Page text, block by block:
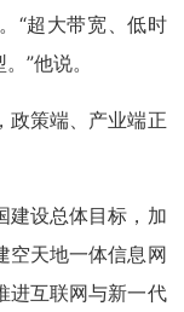
“超大带宽、低时
”他说。
政策端、产业端正
建设总体目标，加
空天地一体信息网
进互联网与新一代